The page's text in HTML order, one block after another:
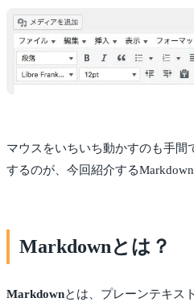
マウスをいちいち動かすのも手間
するのが、今回紹介する
Markdownとは？
Markdownとは、プレーンテキス